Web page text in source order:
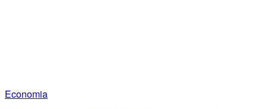
Economia